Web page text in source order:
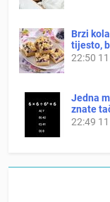
Brzi
tijesto,
22:50
Jedna
znate
22:49